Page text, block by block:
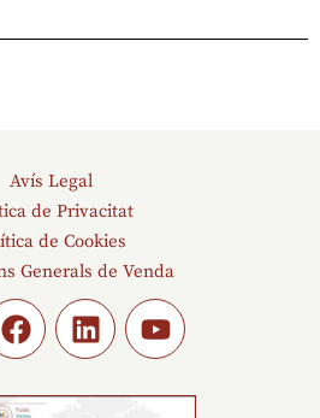
Avís Legal
de Privacitat
de Cookies
Generals de Venda